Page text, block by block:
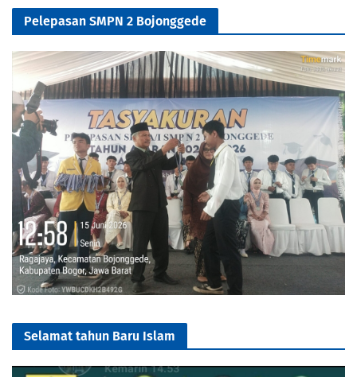
Pelepasan SMPN 2 Bojonggede
Selamat tahun Baru Islam